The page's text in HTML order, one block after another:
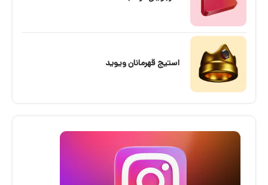
استیج قهرمانان ویوید